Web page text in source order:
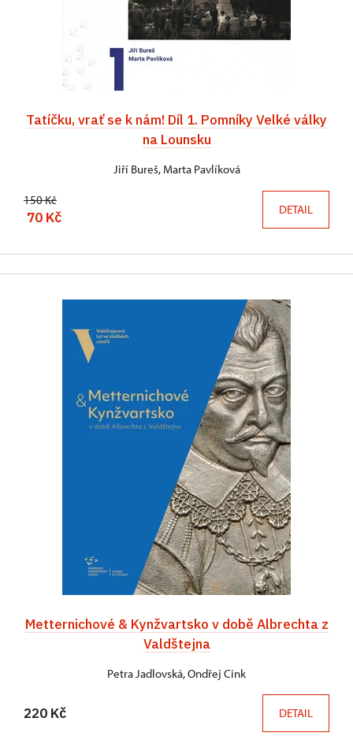
Tatíčku, vrať se k nám! Díl 1. Pomníky Velké války
na Lounsku
Jiří Bureš, Marta Pavlíková
150 Kč
70 Kč DETAIL
Metternichové & Kynžvartsko v době Albrechta z
Valdštejna
Petra Jadlovská, Ondřej Cink
220 Kč DETAIL